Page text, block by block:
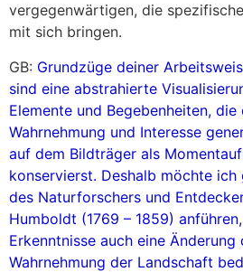
vergegenwärtigen, die
mit sich bringen.
GB: Grundzüge deiner
sind eine abstrahierte
Elemente und Begebenheiten,
Wahrnehmung und Interesse
auf dem Bildträger als
konservierst. Deshalb möchte ich
des Naturforschers und
Humboldt (1769 – 1859)
Erkenntnisse auch eine
Wahrnehmung der Landschaft